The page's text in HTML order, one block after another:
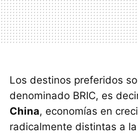
Los destinos preferidos
denominado BRIC, es
China, economías en
radicalmente distintas a